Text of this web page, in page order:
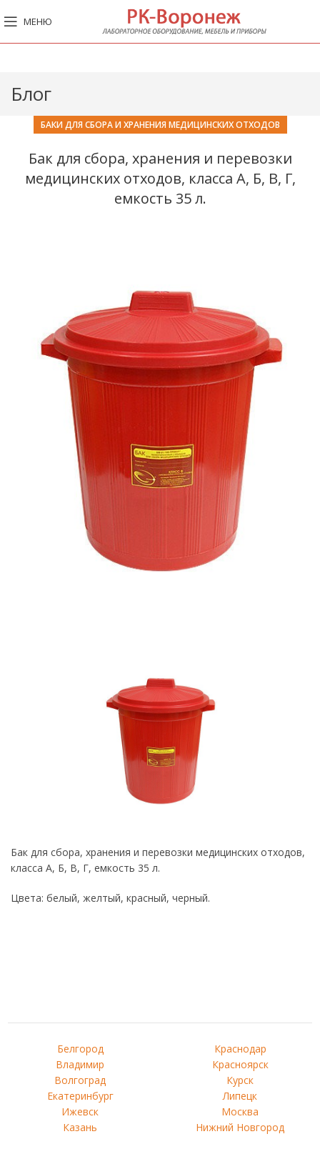
МЕНЮ
Блог
БАКИ ДЛЯ СБОРА И ХРАНЕНИЯ МЕДИЦИНСКИХ ОТХОДОВ
Бак для сбора, хранения и перевозки
медицинских отходов, класса А, Б, В, Г,
емкость 35 л.
Бак для сбора, хранения и перевозки медицинских отходов,
класса А, Б, В, Г, емкость 35 л.
Цвета: белый, желтый, красный, черный.
Белгород
Владимир
Волгоград
Екатеринбург
Ижевск
Казань
Краснодар
Красноярск
Курск
Липецк
Москва
Нижний Новгород